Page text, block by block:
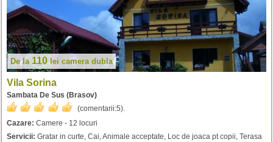
De la 110lei camera dubla
Vila Sorina
Sambata De Sus (Brasov)
(comentarii:5).
Cazare: Camere - 12 locuri
Servicii: Gratar in curte, Cai, Animale acceptate, Loc de joaca pt copii, Terasa